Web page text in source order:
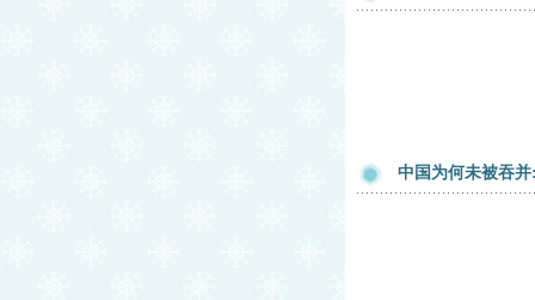
中国为何未被吞